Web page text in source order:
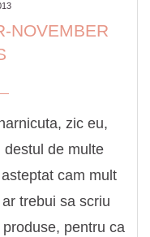
NOVEMBER
zic eu,
destul de multe
cam mult
trebui sa scriu
pentru ca